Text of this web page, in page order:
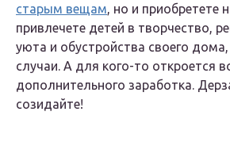
старым вещам, но и приобретете
привлечете детей в творчество,
уюта и обустройства своего
случаи. А для кого-то откроется
дополнительного заработка.
созидайте!